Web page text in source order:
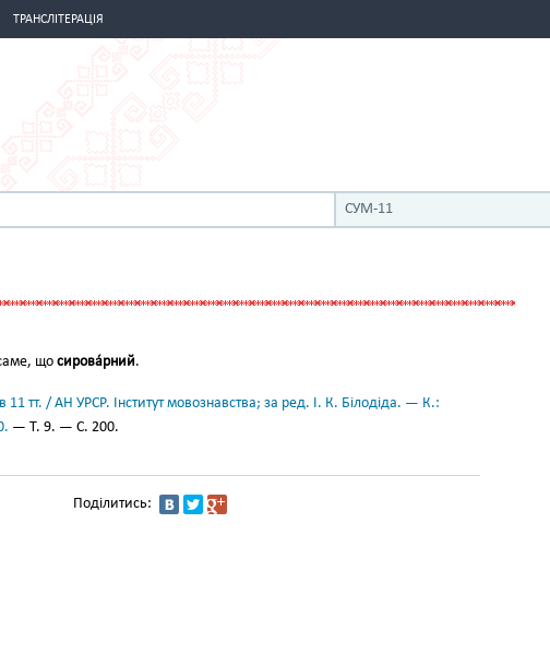
ТРАНСЛІТЕРАЦІЯ
СУМ-11
щосирова́рний.
11 тт. / АН УРСР. Інститут мовознавства; за ред. І. К. Білодіда. — К.:
— Т. 9. — С. 200.
Поділитись: